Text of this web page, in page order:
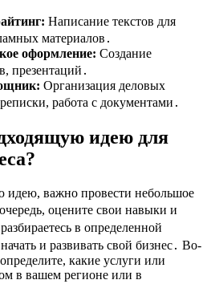
Написание текстов для
материалов․
оформление: Создание
презентаций․
Организация деловых
работа с документами․
идею для
идею, важно провести небольшое
оцените свои навыки и
в определенной
и развивать свой бизнес․ Во-
какие услуги или
в вашем регионе или в